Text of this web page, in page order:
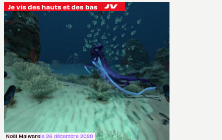
Je vis des hauts et des bas
Noël Malwarele 26 décembre 2020